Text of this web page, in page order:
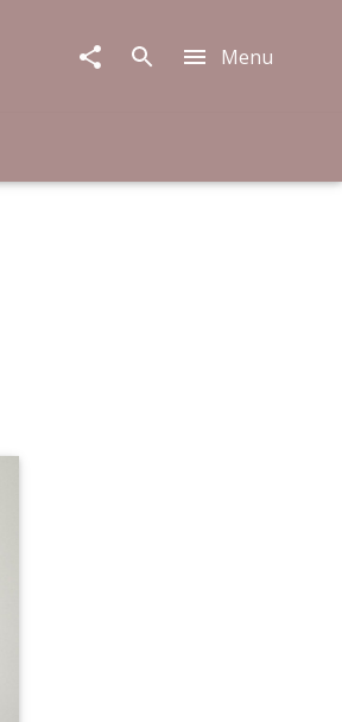
Menu